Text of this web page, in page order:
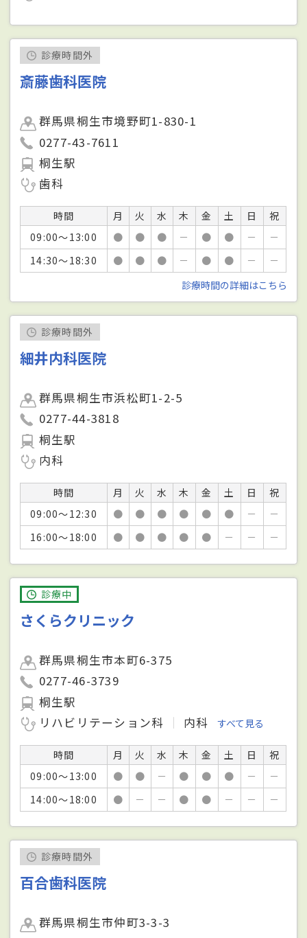
診療時間外
斎藤歯科医院
群馬県桐生市境野町1-830-1
0277-43-7611
桐生駅
歯科
時間 月 火 水 木 金 土 日
祝
09:00～13:00
● ● ● － ● ● －
－
14:30～18:30
● ● ● － ● ● －
－
診療時間の詳細はこちら
診療時間外
細井内科医院
群馬県桐生市浜松町1-2-5
0277-44-3818
桐生駅
内科
時間 月 火 水 木 金 土 日
祝
09:00～12:30
● ● ● ● ● ● －
－
16:00～18:00
● ● ● ● ● － － －
診療中
さくらクリニック
群馬県桐生市本町6-375
0277-46-3739
桐生駅
リハビリテーション科
内科 すべて見る
時間 月 火 水 木 金 土 日
祝
09:00～13:00
● ● － ● ● ● －
－
14:00～18:00
● － － ● ● － － －
診療時間外
百合歯科医院
群馬県桐生市仲町3-3-3